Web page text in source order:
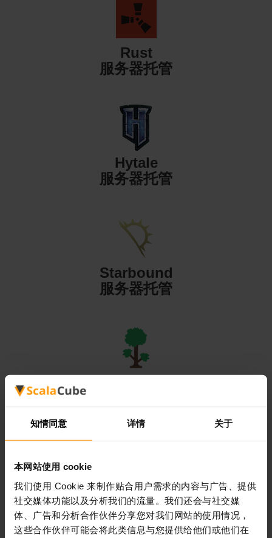
知情同意 详情 关于
本网站使用 cookie
我们使用 Cookie 来制作贴合用户需求的内容与广告、提供
社交媒体功能以及分析我们的流量。我们还会与社交媒
体、广告和分析合作伙伴分享您对我们网站的使用情况，
这些合作伙伴可能会将此类信息与您提供给他们或他们在
Rust
服务器托管
Hytale
服务器托管
Starbound
服务器托管
Valheim
服务器托管